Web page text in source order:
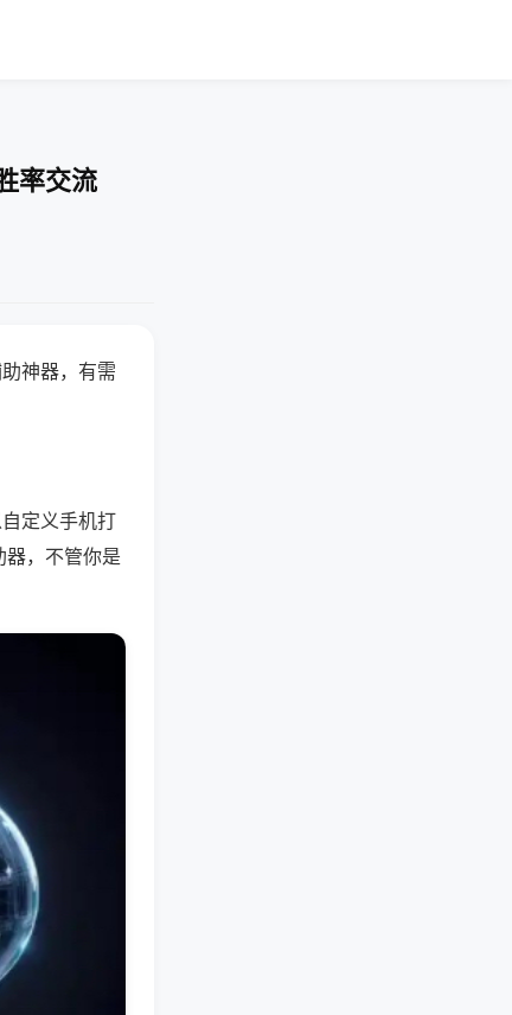
率交流
神器，有需
定义手机打
，不管你是